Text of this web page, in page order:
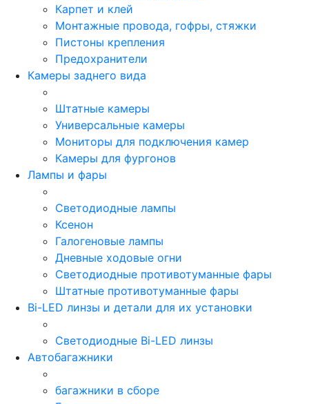
Карпет и клей
Монтажные провода, гофры, стяжки
Пистоны крепления
Предохранители
Камеры заднего вида
Штатные камеры
Универсальные камеры
Мониторы для подключения камер
Камеры для фургонов
Лампы и фары
Светодиодные лампы
Ксенон
Галогеновые лампы
Дневные ходовые огни
Светодиодные противотуманные фары
Штатные противотуманные фары
Bi-LED линзы и детали для их установки
Светодиодные Bi-LED линзы
Автобагажники
багажники в сборе